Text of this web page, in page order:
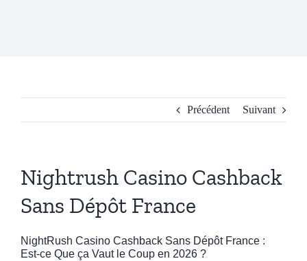
Drones
Contact
Précédent Suivant
Nightrush Casino Cashback
Sans Dépôt France
NightRush Casino Cashback Sans Dépôt France :
Est-ce Que ça Vaut le Coup en 2026 ?